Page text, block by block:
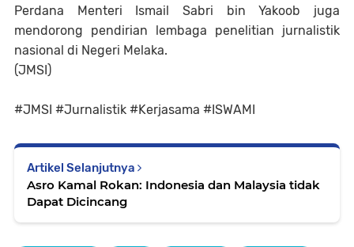
Perdana Menteri Ismail Sabri bin Yakoob juga
mendorong pendirian lembaga penelitian jurnalistik
nasional di Negeri Melaka.
(JMSI)
#JMSI #Jurnalistik #Kerjasama #ISWAMI
Artikel Selanjutnya
Asro Kamal Rokan: Indonesia dan Malaysia tidak
Dapat Dicincang